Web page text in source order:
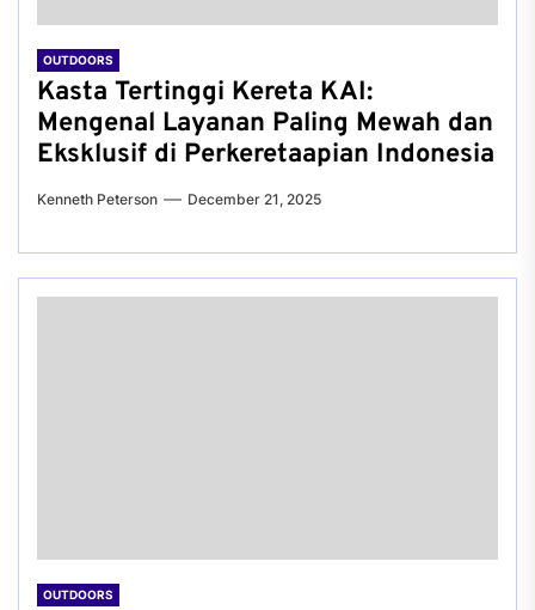
OUTDOORS
Kasta Tertinggi Kereta KAI:
Mengenal Layanan Paling Mewah dan
Eksklusif di Perkeretaapian Indonesia
Kenneth Peterson December 21, 2025
OUTDOORS